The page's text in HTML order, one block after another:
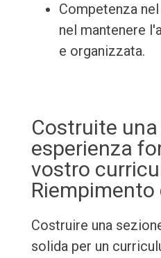
Competenza
nel mantenere
e organizzata.
Costruite
esperienza
vostro
Riempimento
Costruire una
solida per un